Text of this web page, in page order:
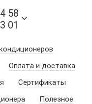
58
01
Оплата и доставка
Сертификаты
Полезное